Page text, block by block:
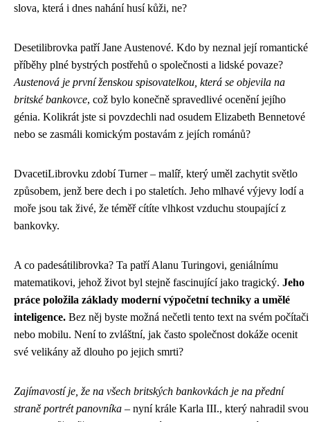
slova, která i dnes nahání husí kůži, ne?
Desetilibrovka patří Jane Austenové. Kdo by neznal její romantické
příběhy plné bystrých postřehů o společnosti a lidské povaze?
Austenová je první ženskou spisovatelkou, která se objevila na
britské bankovce, což bylo konečně spravedlivé ocenění jejího
génia. Kolikrát jste si povzdechli nad osudem Elizabeth Bennetové
nebo se zasmáli komickým postavám z jejích románů?
DvacetiLibrovku zdobí Turner – malíř, který uměl zachytit světlo
způsobem, jenž bere dech i po staletích. Jeho mlhavé výjevy lodí a
moře jsou tak živé, že téměř cítíte vlhkost vzduchu stoupající z
bankovky.
A co padesátilibrovka? Ta patří Alanu Turingovi, geniálnímu
matematikovi, jehož život byl stejně fascinující jako tragický. Jeho
práce položila základy moderní výpočetní techniky a umělé
inteligence. Bez něj byste možná nečetli tento text na svém počítači
nebo mobilu. Není to zvláštní, jak často společnost dokáže ocenit
své velikány až dlouho po jejich smrti?
Zajímavostí je, že na všech britských bankovkách je na přední
straně portrét panovníka – nyní krále Karla III., který nahradil svou